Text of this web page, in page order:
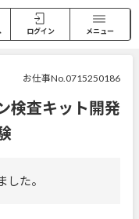
ログイン メニュー
お仕事No.0715250186
検査キット開発
た。